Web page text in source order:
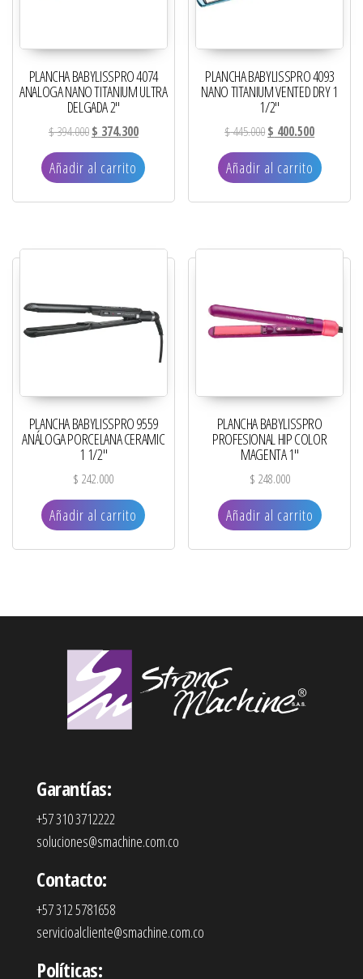
PLANCHA BABYLISSPRO 4074
ANALOGA NANO TITANIUM ULTRA
DELGADA 2″
$394.000El precio original era: $ 394.000.
$ 374.300El precio actual es: $ 374.300.
Añadir al carrito
PLANCHA BABYLISSPRO 4093
NANO TITANIUM VENTED DRY 1
1/2″
$445.000El precio original era:
$ 400.500El precio
Añadir al carrito
PLANCHA BABYLISSPRO 9559
ANÁLOGA PORCELANA CERAMIC
1 1/2″
$ 242.000
Añadir al carrito
PLANCHA BABYLISSPRO
PROFESIONAL HIP COLOR
MAGENTA 1″
$ 248.000
Añadir al carrito
Garantías:
+57 310 3712222
soluciones@smachine.com.co
Contacto:
+57 312 5781658
servicioalcliente@smachine.com.co
Políticas: